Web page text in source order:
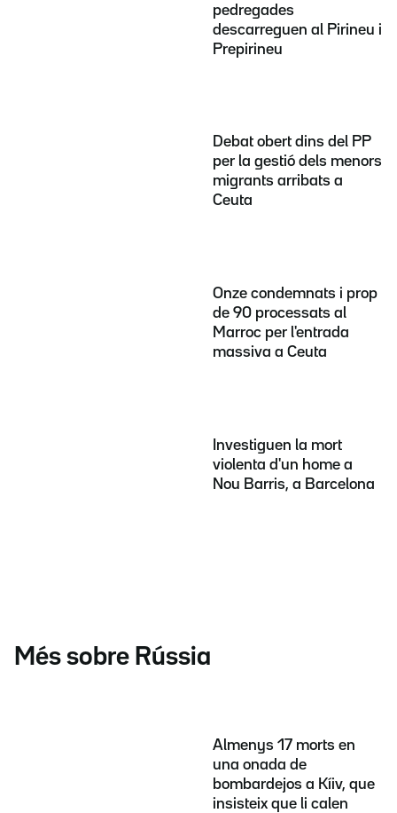
pedregades
descarreguen al Pirineu i
Prepirineu
Debat obert dins del PP
per la gestió dels menors
migrants arribats a
Ceuta
Onze condemnats i prop
de 90 processats al
Marroc per l'entrada
massiva a Ceuta
Investiguen la mort
violenta d'un home a
Nou Barris, a Barcelona
Més sobre Rússia
Almenys 17 morts en
una onada de
bombardejos a Kíiv, que
insisteix que li calen